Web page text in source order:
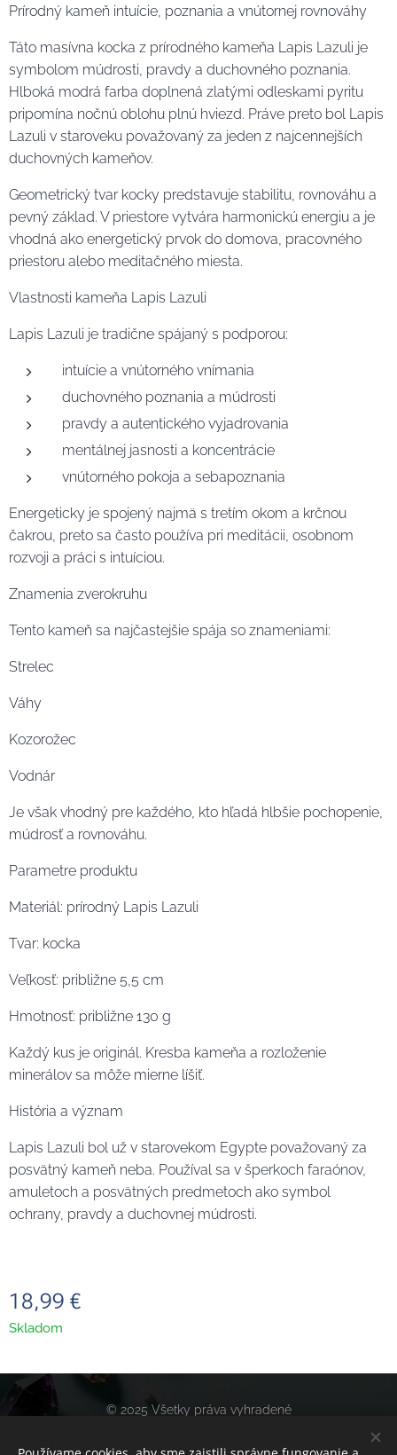
Prírodný kameň intuície, poznania a vnútornej rovnováhy
Táto masívna kocka z prírodného kameňa Lapis Lazuli je
symbolom múdrosti, pravdy a duchovného poznania.
Hlboká modrá farba doplnená zlatými odleskami pyritu
pripomína nočnú oblohu plnú hviezd. Práve preto bol Lapis
Lazuli v staroveku považovaný za jeden z najcennejších
duchovných kameňov.
Geometrický tvar kocky predstavuje stabilitu, rovnováhu a
pevný základ. V priestore vytvára harmonickú energiu a je
vhodná ako energetický prvok do domova, pracovného
priestoru alebo meditačného miesta.
Vlastnosti kameňa Lapis Lazuli
Lapis Lazuli je tradične spájaný s podporou:
intuície a vnútorného vnímania
duchovného poznania a múdrosti
pravdy a autentického vyjadrovania
mentálnej jasnosti a koncentrácie
vnútorného pokoja a sebapoznania
Energeticky je spojený najmä s tretím okom a krčnou
čakrou, preto sa často používa pri meditácii, osobnom
rozvoji a práci s intuíciou.
Znamenia zverokruhu
Tento kameň sa najčastejšie spája so znameniami:
Strelec
Váhy
Kozorožec
Vodnár
Je však vhodný pre každého, kto hľadá hlbšie pochopenie,
múdrosť a rovnováhu.
Parametre produktu
Materiál: prírodný Lapis Lazuli
Tvar: kocka
Veľkosť: približne 5,5 cm
Hmotnosť: približne 130 g
Každý kus je originál. Kresba kameňa a rozloženie
minerálov sa môže mierne líšiť.
História a význam
Lapis Lazuli bol už v starovekom Egypte považovaný za
posvätný kameň neba. Používal sa v šperkoch faraónov,
amuletoch a posvätných predmetoch ako symbol
ochrany, pravdy a duchovnej múdrosti.
18,99 €
Skladom
© 2025 Všetky práva vyhradené